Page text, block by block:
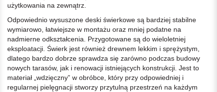
użytkowania na zewnątrz.
Odpowiednio wysuszone deski świerkowe są bardziej stabilne
wymiarowo, łatwiejsze w montażu oraz mniej podatne na
nadmierne odkształcenia. Przygotowane są do wieloletniej
eksploatacji. Świerk jest również drewnem lekkim i sprężystym,
dlatego bardzo dobrze sprawdza się zarówno podczas budowy
nowych tarasów, jak i renowacji istniejących konstrukcji. Jest to
materiał „wdzięczny” w obróbce, który przy odpowiedniej i
regularnej pielęgnacji stworzy przytulną przestrzeń na każdym